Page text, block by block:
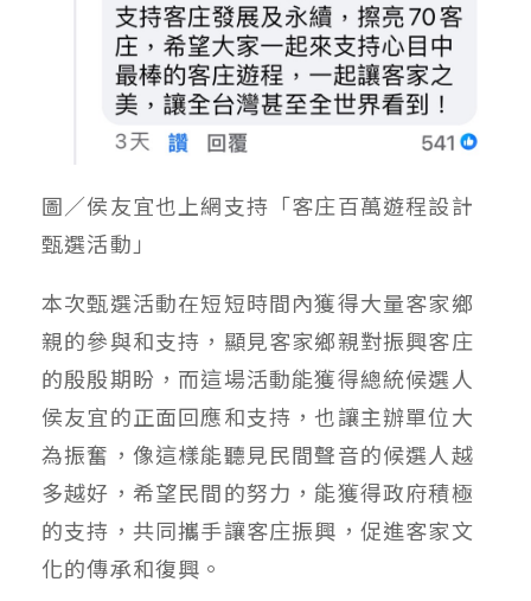
圖／侯友宜也上網支持「客庄百萬遊程設計
甄選活動」
本次甄選活動在短短時間內獲得大量客家鄉
親的參與和支持，顯見客家鄉親對振興客庄
的殷殷期盼，而這場活動能獲得總統候選人
侯友宜的正面回應和支持，也讓主辦單位大
為振奮，像這樣能聽見民間聲音的候選人越
多越好，希望民間的努力，能獲得政府積極
的支持，共同攜手讓客庄振興，促進客家文
化的傳承和復興。